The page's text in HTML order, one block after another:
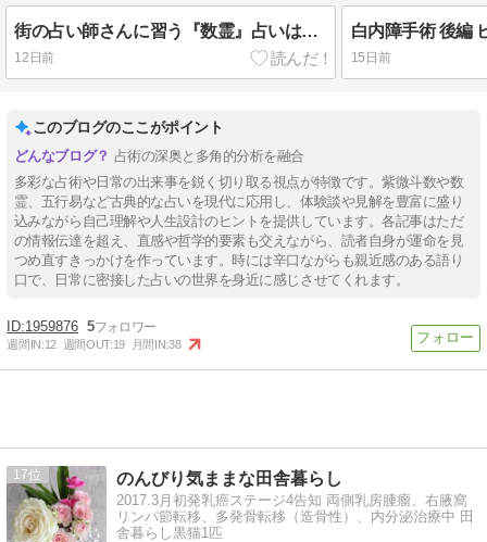
街の占い師さんに習う『数霊』占いは面白い。。。美輪明宏さんと愛の讃歌
12日前
白内障手術 後編
15日前
このブログのここがポイント
占術の深奥と多角的分析を融合
多彩な占術や日常の出来事を鋭く切り取る視点が特徴です。紫微斗数や数
霊、五行易など古典的な占いを現代に応用し、体験談や見解を豊富に盛り
込みながら自己理解や人生設計のヒントを提供しています。各記事はただ
の情報伝達を超え、直感や哲学的要素も交えながら、読者自身が運命を見
つめ直すきっかけを作っています。時には辛口ながらも親近感のある語り
口で、日常に密接した占いの世界を身近に感じさせてくれます。
1959876 5
週間IN:12 週間OUT:19 月間IN:38
17 のんびり気ままな田舎暮らし
2017.3月初発乳癌ステージ4告知 両側乳房腫瘤、右腋窩
リンパ節転移、多発骨転移（造骨性）、内分泌治療中 田
舎暮らし黒猫1匹